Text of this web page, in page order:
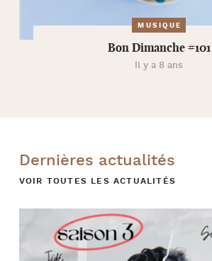
MUSIQUE
Bon Dimanche #101
Il y a 8 ans
Dernières actualités
VOIR TOUTES LES ACTUALITÉS